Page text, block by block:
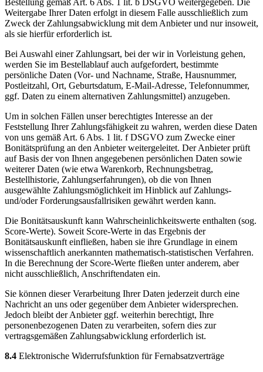
Bestellung gemäß Art. 6 Abs. 1 lit. b DSGVO weitergegeben. Die
Weitergabe Ihrer Daten erfolgt in diesem Falle ausschließlich zum
Zweck der Zahlungsabwicklung mit dem Anbieter und nur insoweit,
als sie hierfür erforderlich ist.
Bei Auswahl einer Zahlungsart, bei der wir in Vorleistung gehen,
werden Sie im Bestellablauf auch aufgefordert, bestimmte
persönliche Daten (Vor- und Nachname, Straße, Hausnummer,
Postleitzahl, Ort, Geburtsdatum, E-Mail-Adresse, Telefonnummer,
ggf. Daten zu einem alternativen Zahlungsmittel) anzugeben.
Um in solchen Fällen unser berechtigtes Interesse an der
Feststellung Ihrer Zahlungsfähigkeit zu wahren, werden diese Daten
von uns gemäß Art. 6 Abs. 1 lit. f DSGVO zum Zwecke einer
Bonitätsprüfung an den Anbieter weitergeleitet. Der Anbieter prüft
auf Basis der von Ihnen angegebenen persönlichen Daten sowie
weiterer Daten (wie etwa Warenkorb, Rechnungsbetrag,
Bestellhistorie, Zahlungserfahrungen), ob die von Ihnen
ausgewählte Zahlungsmöglichkeit im Hinblick auf Zahlungs-
und/oder Forderungsausfallrisiken gewährt werden kann.
Die Bonitätsauskunft kann Wahrscheinlichkeitswerte enthalten (sog.
Score-Werte). Soweit Score-Werte in das Ergebnis der
Bonitätsauskunft einfließen, haben sie ihre Grundlage in einem
wissenschaftlich anerkannten mathematisch-statistischen Verfahren.
In die Berechnung der Score-Werte fließen unter anderem, aber
nicht ausschließlich, Anschriftendaten ein.
Sie können dieser Verarbeitung Ihrer Daten jederzeit durch eine
Nachricht an uns oder gegenüber dem Anbieter widersprechen.
Jedoch bleibt der Anbieter ggf. weiterhin berechtigt, Ihre
personenbezogenen Daten zu verarbeiten, sofern dies zur
vertragsgemäßen Zahlungsabwicklung erforderlich ist.
8.4 Elektronische Widerrufsfunktion für Fernabsatzverträge